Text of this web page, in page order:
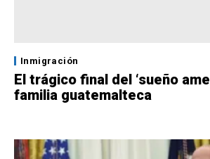
Inmigración
El trágico final del ‘sueño
familia guatemalteca